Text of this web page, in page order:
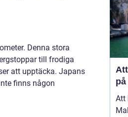
Denna stora
till frodiga
att upptäcka. Japans
finns någon
Att